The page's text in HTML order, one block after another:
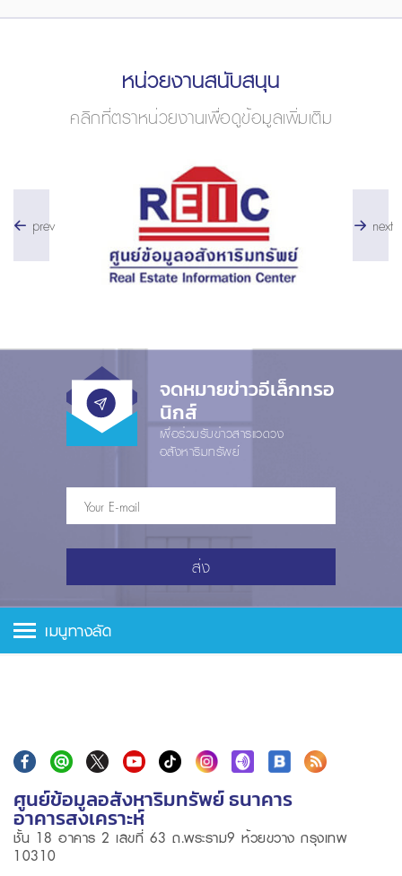
หน่วยงานสนับสนุน
คลิกที่ตราหน่วยงานเพื่อดูข้อมูลเพิ่มเติม
prev next
จดหมายข่าวอีเล็กทรอ
นิกส์
เพื่อร่วมรับข่าวสารแวดวง
อสังหาริมทรัพย์
ส่ง
เมนูทางลัด
ศูนย์ข้อมูลอสังหาริมทรัพย์ ธนาคาร
อาคารสงเคราะห์
ชั้น 18 อาคาร 2 เลขที่ 63 ถ.พระราม9 ห้วยขวาง กรุงเทพ
10310